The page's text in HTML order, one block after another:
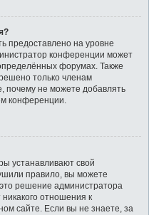
предоставлено на уровне
конференции может
форумах. Также
только членам
почему не можете добавлять
конференции.
устанавливают свой
правило, вы можете
решение администратора
отношения к
сайте. Если вы не знаете, за